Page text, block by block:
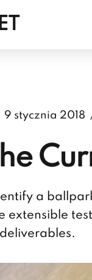
9 stycznia 2018
a
extensible